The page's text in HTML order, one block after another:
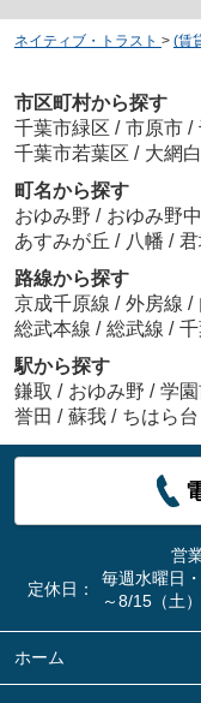
ネイティブ・トラスト > (賃
市区町村から探す
千葉市緑区 / 市原市 /
千葉市若葉区 / 大網
町名から探す
おゆみ野 / おゆみ野
あすみが丘 / 八幡 /
路線から探す
京成千原線 / 外房線 /
総武本線 / 総武線 /
駅から探す
鎌取 / おゆみ野 / 学
誉田 / 蘇我 / ちはら台
営
定休日：
毎週水曜日
～8/15（土）
ホーム